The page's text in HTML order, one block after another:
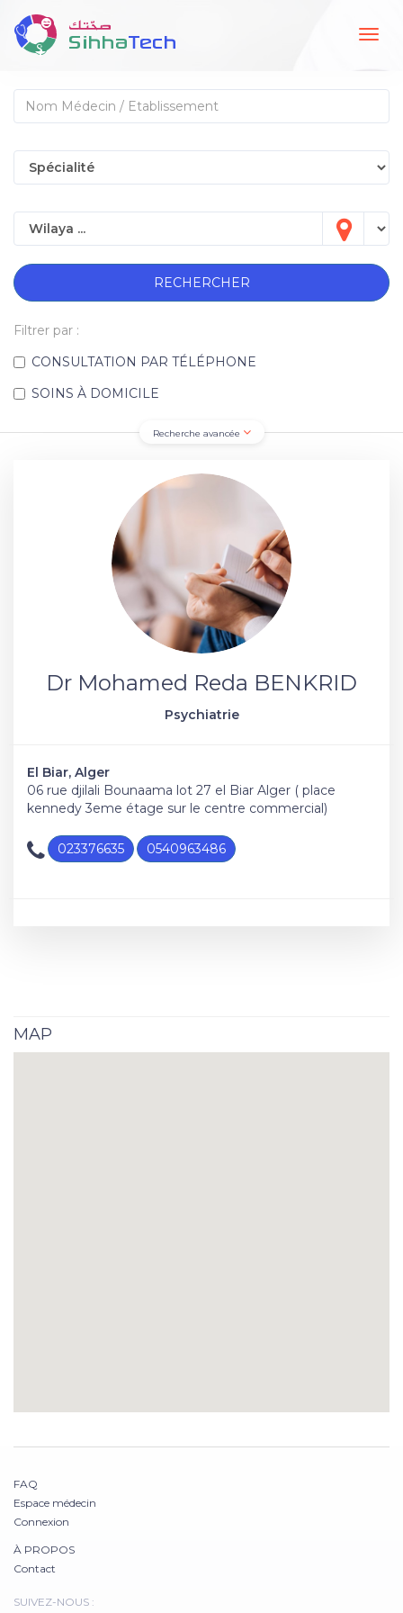
RECHERCHER
Filtrer par :
CONSULTATION PAR TÉLÉPHONE
SOINS À DOMICILE
Recherche avancée
Dr Mohamed Reda BENKRID
Psychiatrie
El Biar, Alger
06 rue djilali Bounaama lot 27 el Biar Alger ( place
kennedy 3eme étage sur le centre commercial)
023376635 0540963486
MAP
FAQ
Espace médecin
Connexion
À PROPOS
Contact
SUIVEZ-NOUS :